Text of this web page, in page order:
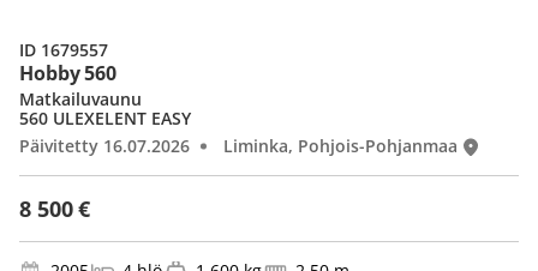
Hobby 560
8 500 €
Matkailuvaunu
560 ULEXELENT EASY
Päivitetty 16.07.2026
Liminka, Pohjois-Pohjanmaa
ID 1679557